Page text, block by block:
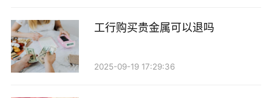
降低整体投资成本。
2. 适合普通投资者：定投不需要投资者具备专业的
工行购买贵金属可以退吗
2025-09-19 17:29:36